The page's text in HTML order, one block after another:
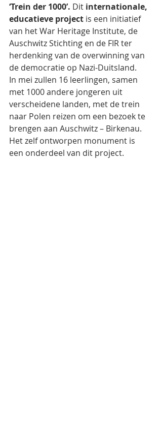
‘Trein der 1000’. Dit internationale,
educatieve project is een initiatief
van het War Heritage Institute, de
Auschwitz Stichting en de FIR ter
herdenking van de overwinning van
de democratie op Nazi-Duitsland.
In mei zullen 16 leerlingen, samen
met 1000 andere jongeren uit
verscheidene landen, met de trein
naar Polen reizen om een bezoek te
brengen aan Auschwitz – Birkenau.
Het zelf ontworpen monument is
een onderdeel van dit project.